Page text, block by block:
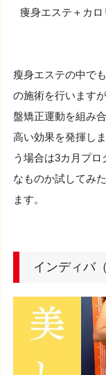
痩身エステ＋カ
瘦身エステの中で
の施術を行います
盤矯正運動を組み
高い効果を発揮し
う場合は3カ月プロ
なものか試してみ
ます。
インディバ